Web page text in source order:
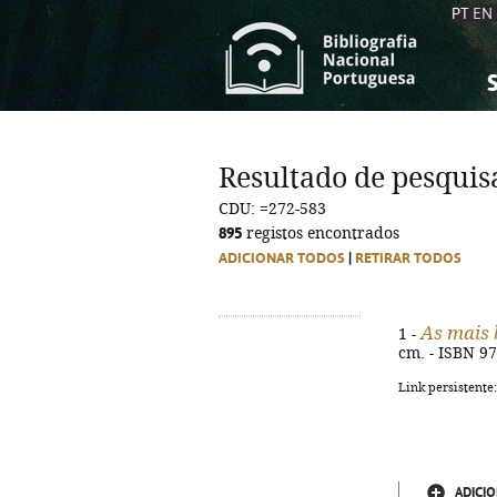
PT EN
Resultado de
CDU: =272-583
895 registos encontrados
ADICIONAR TODOS RETIRAR TODOS
1 - As mais
cm. - ISBN
Link